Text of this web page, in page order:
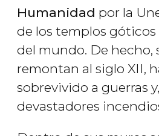
Humanidad por la
de los templos
del mundo. De hecho,
remontan al siglo XII,
sobrevivido a guerras
devastadores